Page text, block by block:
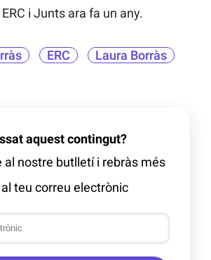
i Junts ara fa un any.
ERC Laura Borràs
aquest contingut?
al nostre butlletí i rebràs més
teu correu electrònic